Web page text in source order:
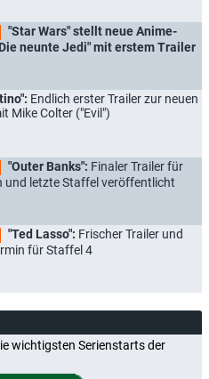
"Star Wars" stellt neue Anime-
neunte Jedi" mit erstem Trailer
Endlich erster Trailer zur neuen
Mike Colter ("Evil")
"Outer Banks": Finaler Trailer für
und letzte Staffel veröffentlicht
"Ted Lasso": Frischer Trailer und
für Staffel 4
wichtigsten Serienstarts der